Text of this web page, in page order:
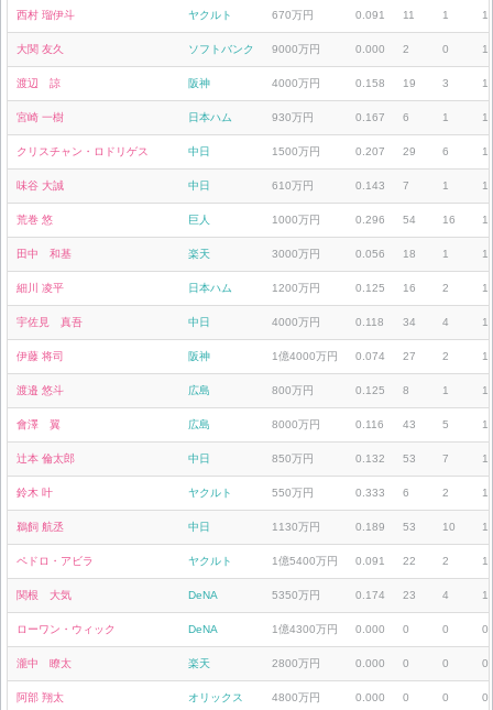
西村 瑠伊斗 ヤクルト 670万円 0.091 11 1 1
大関 友久 ソフトバンク 9000万円 0.000 2 0 1
渡辺 諒 阪神 4000万円 0.158 19 3 1
宮崎 一樹 日本ハム 930万円 0.167 6 1 1
クリスチャン・ロドリゲス 中日 1500万円 0.207 29 6 1
味谷 大誠 中日 610万円 0.143 7 1 1
荒巻 悠 巨人 1000万円 0.296 54 16 1
田中 和基 楽天 3000万円 0.056 18 1 1
細川 凌平 日本ハム 1200万円 0.125 16 2 1
宇佐見 真吾 中日 4000万円 0.118 34 4 1
伊藤 将司 阪神 1億4000万円 0.074 27 2 1
渡邉 悠斗 広島 800万円 0.125 8 1 1
會澤 翼 広島 8000万円 0.116 43 5 1
辻本 倫太郎 中日 850万円 0.132 53 7 1
鈴木 叶 ヤクルト 550万円 0.333 6 2 1
鵜飼 航丞 中日 1130万円 0.189 53 10 1
ペドロ・アビラ ヤクルト 1億5400万円 0.091 22 2 1
関根 大気 DeNA 5350万円 0.174 23 4 1
ローワン・ウィック DeNA 1億4300万円 0.000 0 0 0
瀧中 瞭太 楽天 2800万円 0.000 0 0 0
阿部 翔太 オリックス 4800万円 0.000 0 0 0